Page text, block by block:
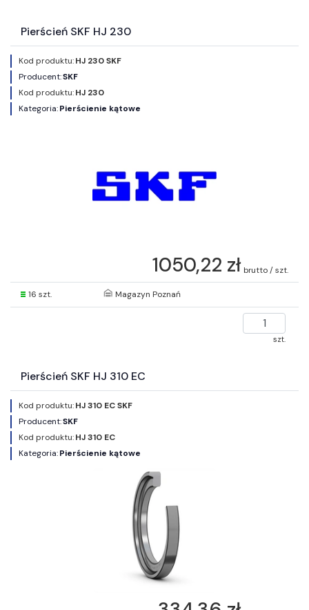
Pierścień SKF HJ 230
Kod produktu:HJ 230 SKF
Producent:SKF
Kod produktu:HJ 230
Kategoria:Pierścienie kątowe
1050,22 zł brutto / szt.
16 szt. Magazyn Poznań
szt.
Pierścień SKF HJ 310 EC
Kod produktu:HJ 310 EC SKF
Producent:SKF
Kod produktu:HJ 310 EC
Kategoria:Pierścienie kątowe